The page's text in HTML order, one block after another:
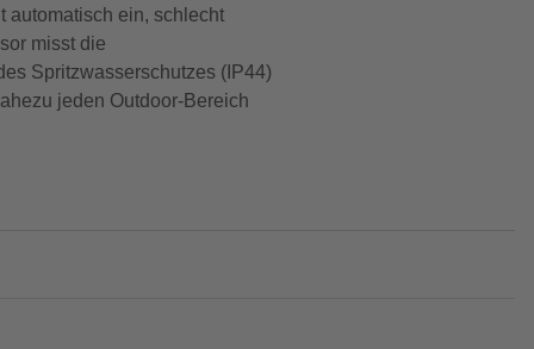
automatisch ein, schlecht
misst die
Spritzwasserschutzes (IP44)
jeden Outdoor-Bereich